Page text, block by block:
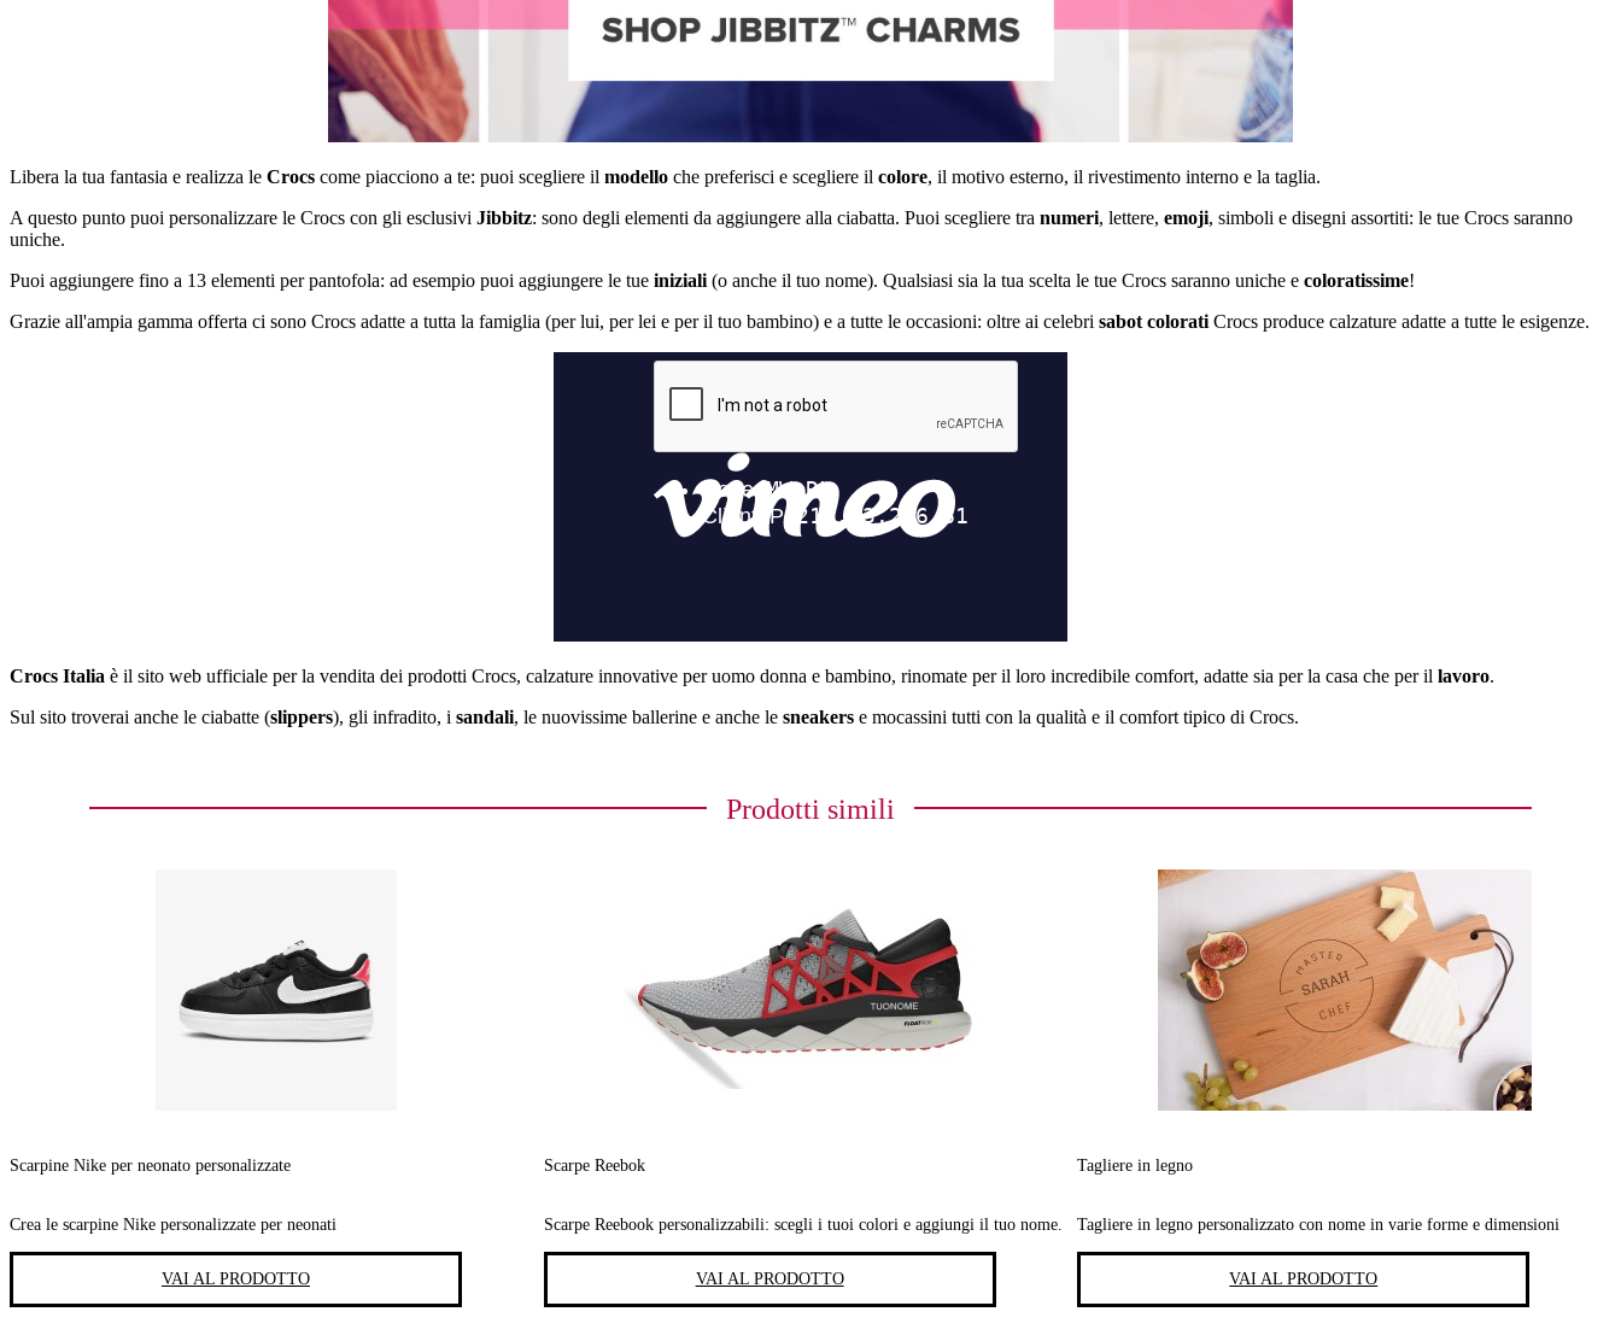
Libera la tua fantasia e realizza le Crocs come piacciono a te: puoi scegliere il modello che preferisci e scegliere il colore, il motivo esterno, il rivestimento interno e la taglia.
A questo punto puoi personalizzare le Crocs con gli esclusivi Jibbitz: sono degli elementi da aggiungere alla ciabatta. Puoi scegliere tra numeri, lettere, emoji, simboli e disegni assortiti: le tue Crocs saranno
uniche.
Puoi aggiungere fino a 13 elementi per pantofola: ad esempio puoi aggiungere le tue iniziali (o anche il tuo nome). Qualsiasi sia la tua scelta le tue Crocs saranno uniche e coloratissime!
Grazie all'ampia gamma offerta ci sono Crocs adatte a tutta la famiglia (per lui, per lei e per il tuo bambino) e a tutte le occasioni: oltre ai celebri sabot colorati Crocs produce calzature adatte a tutte le esigenze.
Crocs Italia è il sito web ufficiale per la vendita dei prodotti Crocs, calzature innovative per uomo donna e bambino, rinomate per il loro incredibile comfort, adatte sia per la casa che per il lavoro.
Sul sito troverai anche le ciabatte (slippers), gli infradito, i sandali, le nuovissime ballerine e anche le sneakers e mocassini tutti con la qualità e il comfort tipico di Crocs.
Prodotti simili
Scarpine Nike per neonato personalizzate
Crea le scarpine Nike personalizzate per neonati
VAI AL PRODOTTO
Scarpe Reebok
Scarpe Reebook personalizzabili: scegli i tuoi colori e aggiungi il tuo nome.
VAI AL PRODOTTO
Tagliere in legno
Tagliere in legno personalizzato con nome in varie forme e dimensioni
VAI AL PRODOTTO